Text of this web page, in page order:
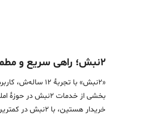
۲نبش؛ راهی سریع و مطمئن برای خانه‌دار شدن
«2نبش» با
بخشی از خدمات
خریدار هستین، با 2نبش در کمترین زمان معامله‌ کنین